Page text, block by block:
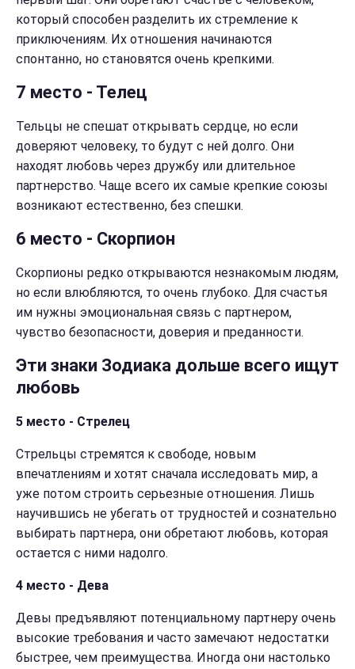
который способен разделить их стремление к
приключениям. Их отношения начинаются
спонтанно, но становятся очень крепкими.
7 место - Телец
Тельцы не спешат открывать сердце, но если
доверяют человеку, то будут с ней долго. Они
находят любовь через дружбу или длительное
партнерство. Чаще всего их самые крепкие союзы
возникают естественно, без спешки.
6 место - Скорпион
Скорпионы редко открываются незнакомым людям,
но если влюбляются, то очень глубоко. Для счастья
им нужны эмоциональная связь с партнером,
чувство безопасности, доверия и преданности.
Эти знаки Зодиака дольше всего ищут
любовь
5 место - Стрелец
Стрельцы стремятся к свободе, новым
впечатлениям и хотят сначала исследовать мир, а
уже потом строить серьезные отношения. Лишь
научившись не убегать от трудностей и сознательно
выбирать партнера, они обретают любовь, которая
остается с ними надолго.
4 место - Дева
Девы предъявляют потенциальному партнеру очень
высокие требования и часто замечают недостатки
быстрее, чем преимущества. Иногда они настолько